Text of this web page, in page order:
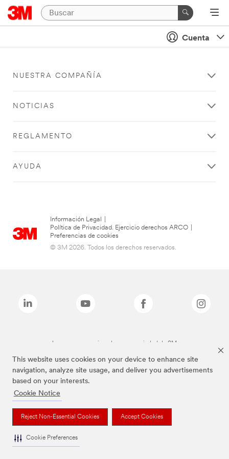
This website uses cookies on your device to enhance site
navigation, analyze site usage, and deliver you advertisements
based on your interests.
Cookie Notice
Reject Non-Essential Cookies Accept Cookies
Cookie Preferences
Cuenta
NUESTRA COMPAÑÍA
NOTICIAS
REGLAMENTO
AYUDA
Información Legal
Política de Privacidad. Ejercicio derechos ARCO
Preferencias de cookies
© 3M 2026. Todos los derechos reservados.
Las marcas mencionadas son propiedad de 3M